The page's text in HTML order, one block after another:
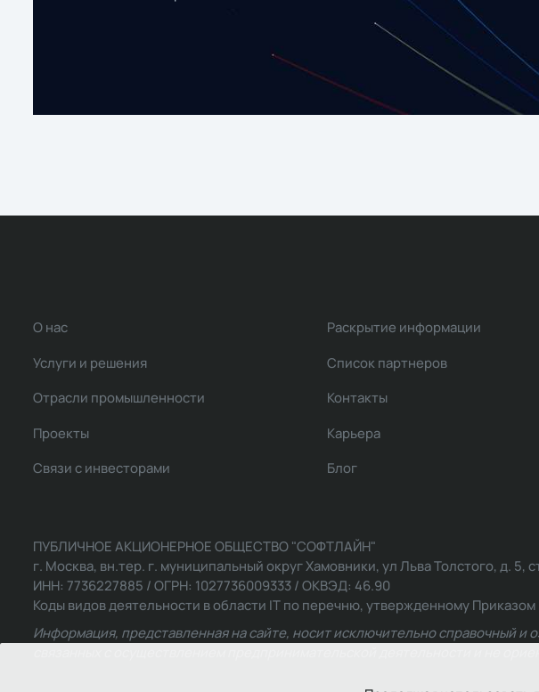
О нас
Услуги и решения
Отрасли промышленности
Проекты
Связи с инвесторами
Раскрытие информации
Список партнеров
Контакты
Карьера
Блог
ПУБЛИЧНОЕ АКЦИОНЕРНОЕ ОБЩЕСТВО "СОФТЛАЙН"
г. Москва, вн.тер. г. муниципальный округ Хамовники, ул Льва Толстого, д. 5,
ИНН: 7736227885 / ОГРН: 1027736009333 / ОКВЭД: 46.90
Коды видов деятельности в области IT по перечню, утвержденному
Информация, представленная на сайте, носит исключительно справочный